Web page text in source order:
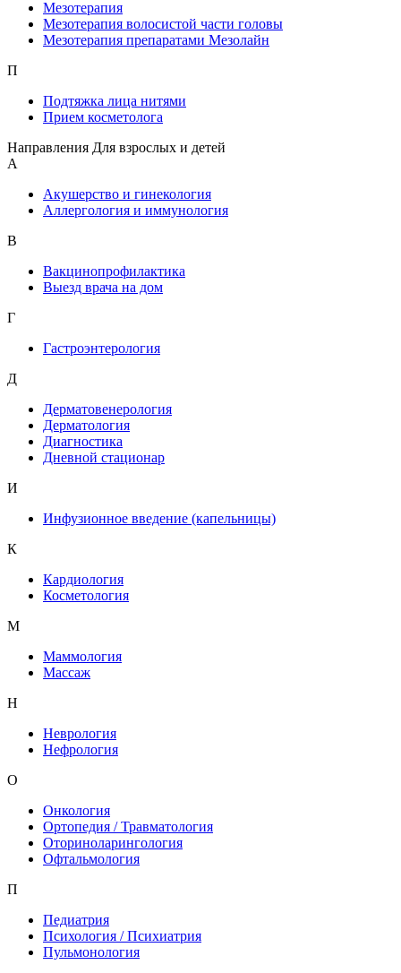
Мезотерапия
Мезотерапия волосистой части головы
Мезотерапия препаратами Мезолайн
П
Подтяжка лица нитями
Прием косметолога
Направления Для взрослых и детей
А
Акушерство и гинекология
Аллергология и иммунология
В
Вакцинопрофилактика
Выезд врача на дом
Г
Гастроэнтерология
Д
Дерматовенерология
Дерматология
Диагностика
Дневной стационар
И
Инфузионное введение (капельницы)
К
Кардиология
Косметология
М
Маммология
Массаж
Н
Неврология
Нефрология
О
Онкология
Ортопедия / Травматология
Оториноларингология
Офтальмология
П
Педиатрия
Психология / Психиатрия
Пульмонология